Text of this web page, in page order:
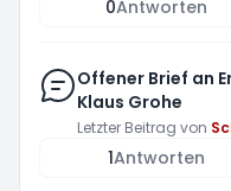
0Antworten
Offener Brief an
Klaus Grohe
Letzter Beitrag von
1Antworten